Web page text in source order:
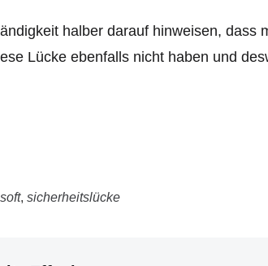
halber darauf hinweisen, dass
Lücke ebenfalls nicht haben und
, sicherheitslücke